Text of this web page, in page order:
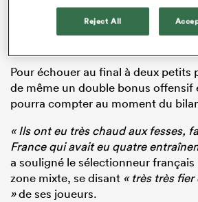
Pour échouer au final à deux petits
de même un double bonus offensif
pourra compter au moment du
« Ils ont eu très chaud aux fesses,
France qui avait eu quatre
a souligné le sélectionneur français
zone mixte, se disant « très très
»de ses joueurs.
Reject All